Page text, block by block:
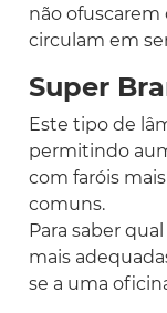
não
circulam em
Super
Este tipo de
permitindo
com faróis
comuns.
Para saber
mais
se a uma